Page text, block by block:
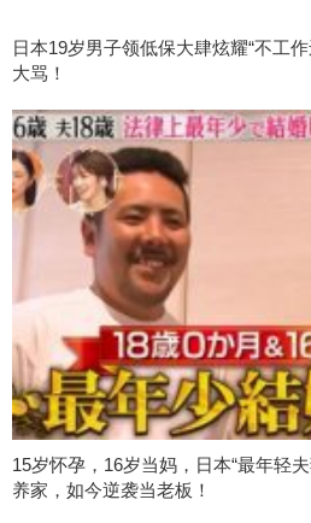
日本19岁男子领低保大肆炫耀“不工
大骂！
15岁怀孕，16岁当妈，日本“最年轻
养家，如今逆袭当老板！